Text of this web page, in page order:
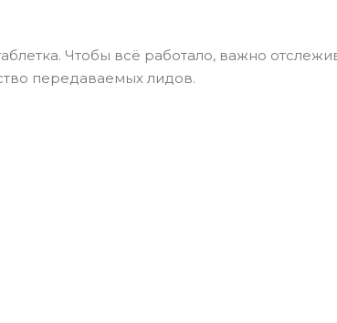
Чтобы всё работало, важно
передаваемых лидов.